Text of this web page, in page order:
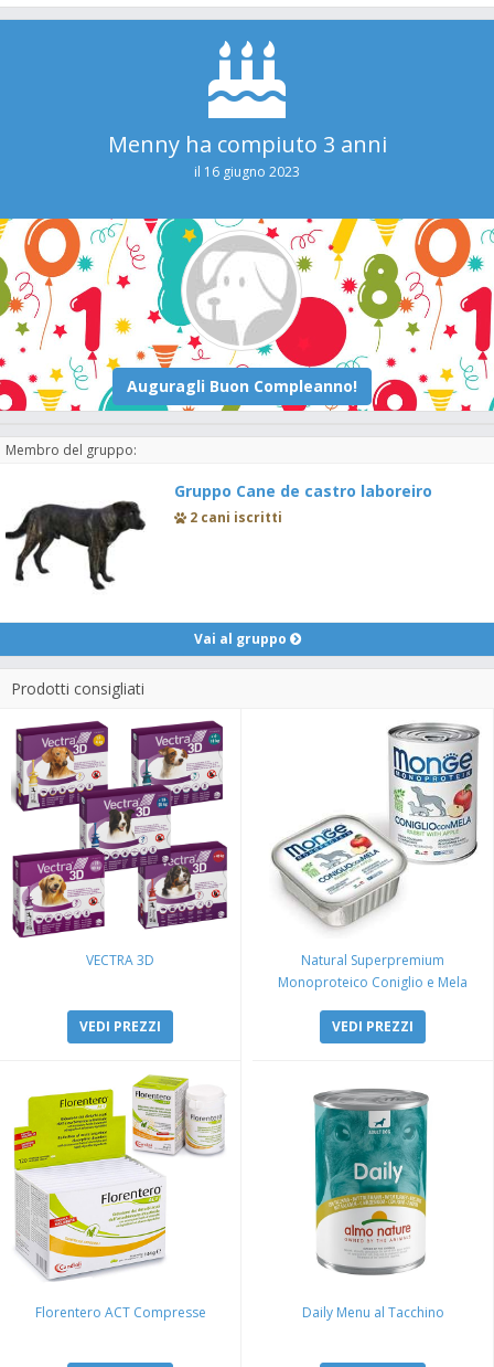
Menny ha compiuto 3 anni
il 16 giugno 2023
Membro del gruppo:
Gruppo Cane de castro laboreiro
2 cani iscritti
Vai al gruppo
Prodotti consigliati
VECTRA 3D
VEDI PREZZI
Natural Superpremium
Monoproteico Coniglio e Mela
VEDI PREZZI
Florentero ACT Compresse Daily Menu al Tacchino